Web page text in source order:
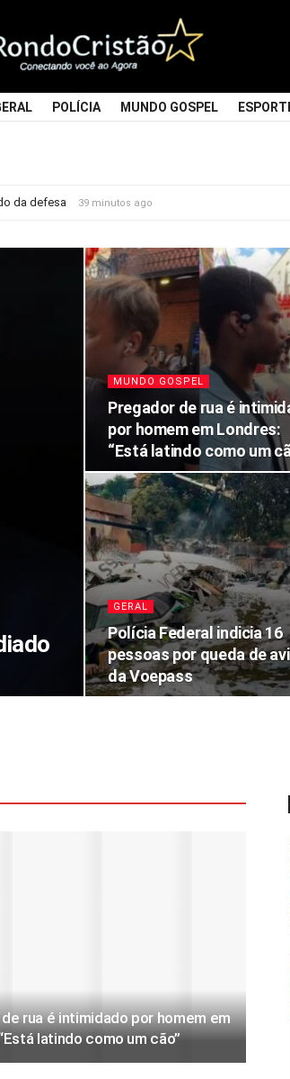
POLÍCIA MUNDO GOSPEL
da defesa 39 minutos ago
MUNDO GOSPEL
Pregador de rua é
por homem em Londres:
“Está latindo como um
GERAL
Polícia Federal indicia 16
pessoas por queda de
da Voepass
rua é intimidado por homem em
latindo como um cão”